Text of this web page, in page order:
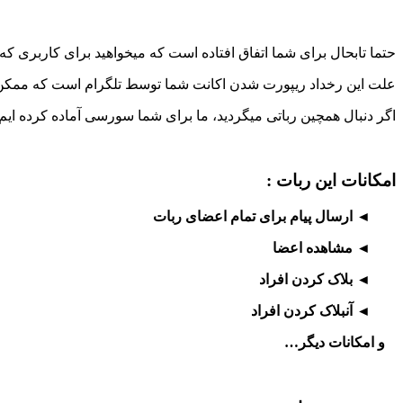
حتما تابحال برای شما اتفاق افتاده است که میخواهید برای
علت این رخداد ریپورت شدن اکانت شما توسط تلگرام است که
اگر دنبال همچین رباتی میگردید، ما برای شما سورسی آماده کرده
امکانات این ربات :
◄ ارسال پیام برای تمام اعضای ربات
◄ مشاهده اعضا
◄ بلاک کردن افراد
◄ آنبلاک کردن افراد
و امکانات دیگر…